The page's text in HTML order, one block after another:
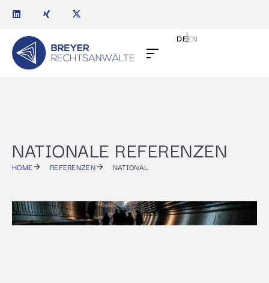
DEEN
NATIONALE REFERENZEN
HOME REFERENZEN NATIONAL